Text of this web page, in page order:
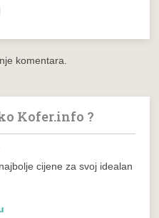
komentara.
Kofer.info ?
cijene za svoj idealan